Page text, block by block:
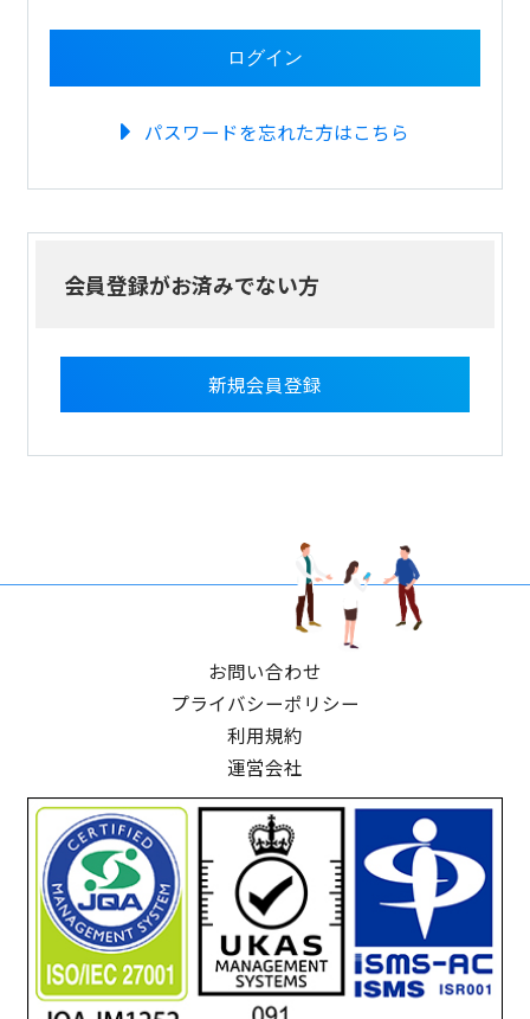
パスワードを忘れた方はこちら
会員登録がお済みでない方
新規会員登録
お問い合わせ
プライバシーポリシー
利用規約
運営会社